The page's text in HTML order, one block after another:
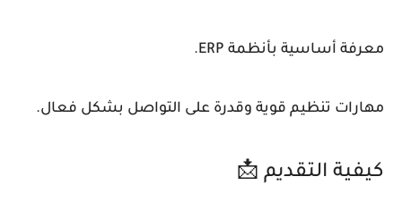
معرفة أساسية بأنظمة ERP.
مهارات تنظيم قوية وقدرة على التواصل بشكل فعال.
كيفية التقديم 📩